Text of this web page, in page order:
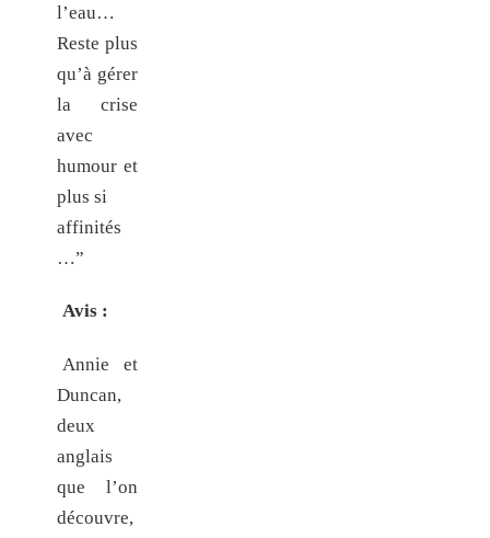
l’eau…
Reste plus
qu’à gérer
la crise
avec
humour et
plus si
affinités
…”
Avis :
Annie et
Duncan,
deux
anglais
que l’on
découvre,